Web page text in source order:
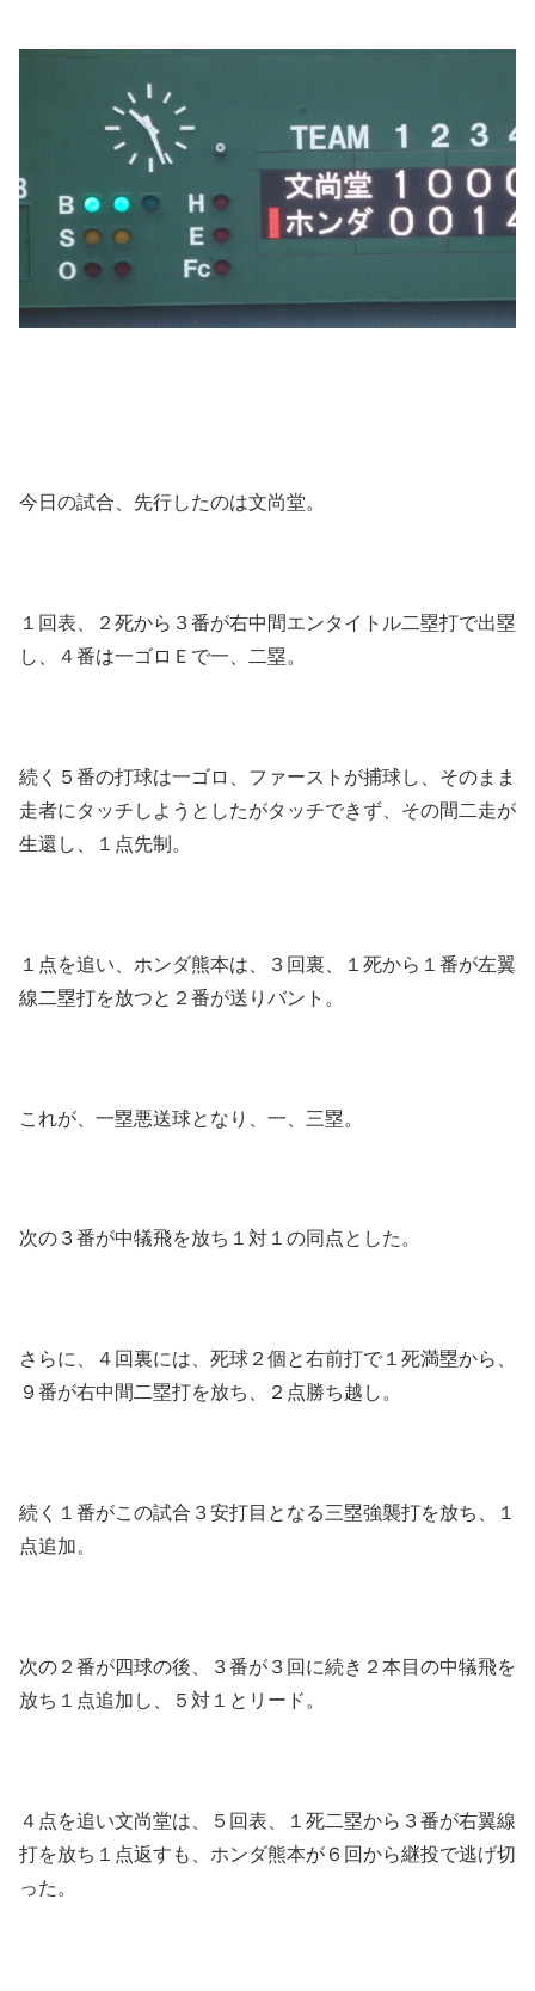
今日の試合、先行したのは文尚堂。
１回表、２死から３番が右中間エンタイトル二塁打で出塁
し、４番は一ゴロＥで一、二塁。
続く５番の打球は一ゴロ、ファーストが捕球し、そのまま
走者にタッチしようとしたがタッチできず、その間二走が
生還し、１点先制。
１点を追い、ホンダ熊本は、３回裏、１死から１番が左翼
線二塁打を放つと２番が送りバント。
これが、一塁悪送球となり、一、三塁。
次の３番が中犠飛を放ち１対１の同点とした。
さらに、４回裏には、死球２個と右前打で１死満塁から、
９番が右中間二塁打を放ち、２点勝ち越し。
続く１番がこの試合３安打目となる三塁強襲打を放ち、１
点追加。
次の２番が四球の後、３番が３回に続き２本目の中犠飛を
放ち１点追加し、５対１とリード。
４点を追い文尚堂は、５回表、１死二塁から３番が右翼線
打を放ち１点返すも、ホンダ熊本が６回から継投で逃げ切
った。